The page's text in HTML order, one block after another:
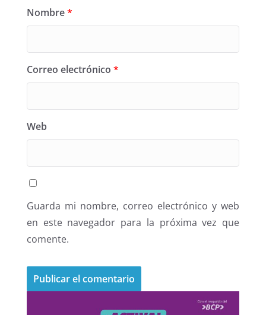
Nombre*
Correo electrónico *
Web
Guarda mi nombre, correo electrónico y web
en este navegador para la próxima vez que
comente.